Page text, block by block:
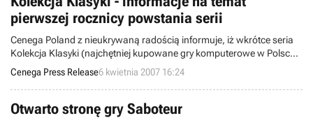
pierwszej rocznicy powstania serii
Cenega Poland z nieukrywaną radością informuje, iż wkrótce seria
Kolekcja Klasyki (najchętniej kupowane gry komputerowe w Polsce!)
obchodzić będzie wyjątkowy jubileusz – pierwszą rocznicę istnienia
na rynku!
Cenega Press Release6 kwietnia 2007 16:24
Otwarto stronę gry Saboteur